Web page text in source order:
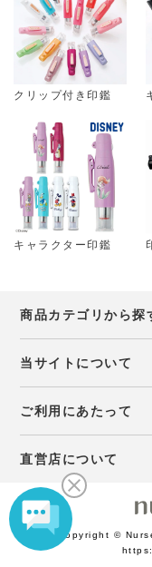
クリップ付き印鑑
キャラクター印鑑
商品カテゴリから探
当サイトについて
ご利用にあたって
直営店について
Copyright ©